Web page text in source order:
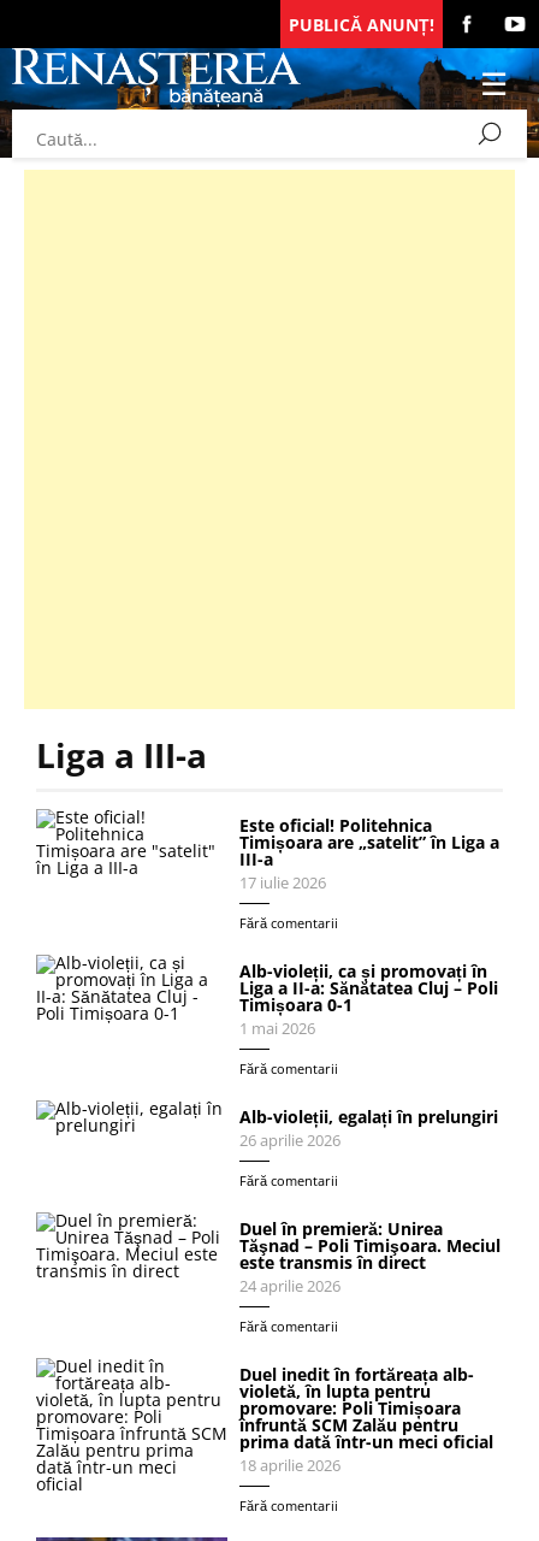
PUBLICĂ ANUNȚ!
Liga a III-a
Este oficial! Politehnica
Timișoara are „satelit” în Liga a
III-a
17 iulie 2026
Fără comentarii
Alb-violeții, ca și promovați în
Liga a II-a: Sănătatea Cluj – Poli
Timișoara 0-1
1 mai 2026
Fără comentarii
Alb-violeții, egalați în prelungiri
26 aprilie 2026
Fără comentarii
Duel în premieră: Unirea
Tăşnad – Poli Timişoara. Meciul
este transmis în direct
24 aprilie 2026
Fără comentarii
Duel inedit în fortăreața alb-
violetă, în lupta pentru
promovare: Poli Timișoara
înfruntă SCM Zalău pentru
prima dată într-un meci oficial
18 aprilie 2026
Fără comentarii